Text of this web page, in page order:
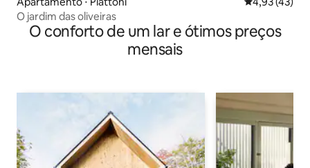
O jardim das oliveiras
O conforto de um lar e ótimos preços
mensais